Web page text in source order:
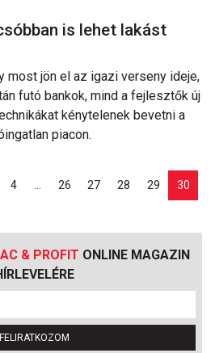
is lehet lakást
most jön el az igazi verseny ideje,
futó bankok, mind a fejlesztők új
kénytelenek bevetni a
piacon.
4 26 27 28 29 30
& PROFIT ONLINE MAGAZIN
FELIRATKOZOM